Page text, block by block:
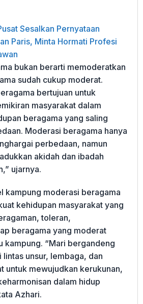
Sesalkan Pernyataan
Paris, Minta Hormati Profesi
bukan berarti memoderatkan
sudah cukup moderat.
bertujuan untuk
masyarakat dalam
beragama yang saling
Moderasi beragama hanya
perbedaan, namun
akidah dan ibadah
ujarnya.
kampung moderasi beragama
kehidupan masyarakat yang
toleran,
beragama yang moderat
kampung. “Mari bergandeng
unsur, lembaga, dan
untuk mewujudkan kerukunan,
dalam hidup
Azhari.